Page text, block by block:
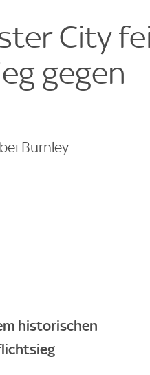
City
gegen
Burnley
historischen